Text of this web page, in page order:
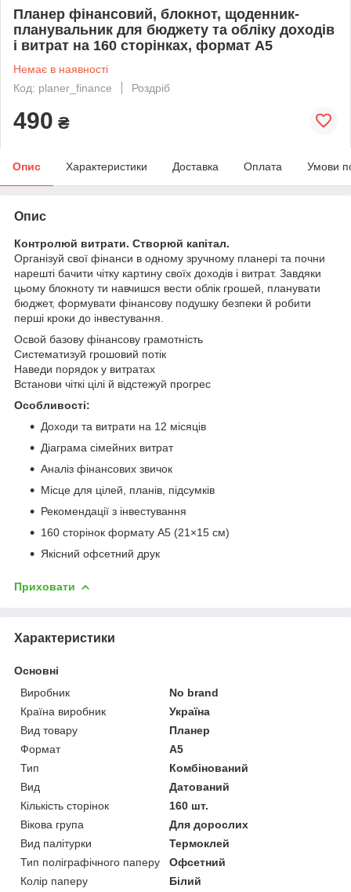
Планер фінансовий, блокнот, щоденник-
планувальник для бюджету та обліку доходів
і витрат на 160 сторінках, формат A5
Немає в наявності
Код: planer_finance
Роздріб
490 ₴
Опис Характеристики Доставка Оплата Умови
Опис
Контролюй витрати. Створюй капітал.
Організуй свої фінанси в одному зручному планері та почни
нарешті бачити чітку картину своїх доходів і витрат. Завдяки
цьому блокноту ти навчишся вести облік грошей, планувати
бюджет, формувати фінансову подушку безпеки й робити
перші кроки до інвестування.
Освой базову фінансову грамотність
Систематизуй грошовий потік
Наведи порядок у витратах
Встанови чіткі цілі й відстежуй прогрес
Особливості:
Доходи та витрати на 12 місяців
Діаграма сімейних витрат
Аналіз фінансових звичок
Місце для цілей, планів, підсумків
Рекомендації з інвестування
160 сторінок формату A5 (21×15 см)
Якісний офсетний друк
Приховати
Характеристики
Основні
Виробник
No brand
Країна виробник
Україна
Вид товару
Планер
Формат
A5
Тип
Комбінований
Вид
Датований
Кількість сторінок
160 шт.
Вікова група
Для дорослих
Вид палітурки
Термоклей
Тип поліграфічного паперу
Офсетний
Колір паперу
Білий